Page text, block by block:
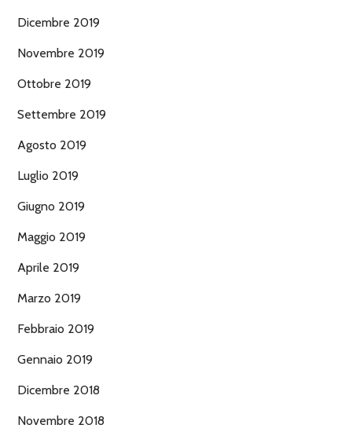
Dicembre 2019
Novembre 2019
Ottobre 2019
Settembre 2019
Agosto 2019
Luglio 2019
Giugno 2019
Maggio 2019
Aprile 2019
Marzo 2019
Febbraio 2019
Gennaio 2019
Dicembre 2018
Novembre 2018